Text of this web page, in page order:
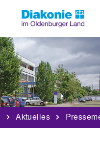
Aktuelles